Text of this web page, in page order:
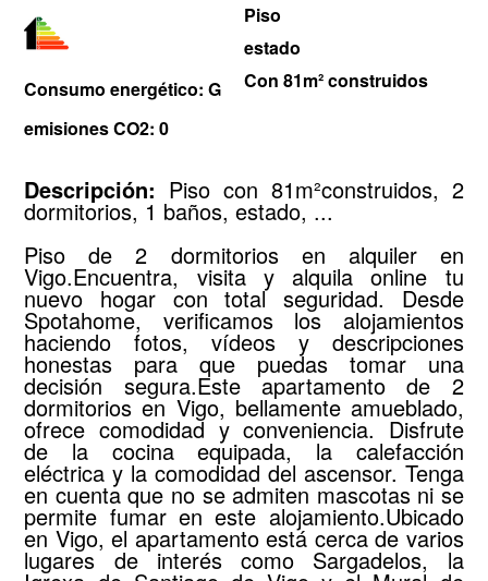
Consumo energético: G
emisiones CO2: 0
Piso
estado
Con 81m² construidos
Descripción: Piso con 81m²construidos, 2
dormitorios, 1 baños, estado, ...
Piso de 2 dormitorios en alquiler en
Vigo.Encuentra, visita y alquila online tu
nuevo hogar con total seguridad. Desde
Spotahome, verificamos los alojamientos
haciendo fotos, vídeos y descripciones
honestas para que puedas tomar una
decisión segura.Este apartamento de 2
dormitorios en Vigo, bellamente amueblado,
ofrece comodidad y conveniencia. Disfrute
de la cocina equipada, la calefacción
eléctrica y la comodidad del ascensor. Tenga
en cuenta que no se admiten mascotas ni se
permite fumar en este alojamiento.Ubicado
en Vigo, el apartamento está cerca de varios
lugares de interés como Sargadelos, la